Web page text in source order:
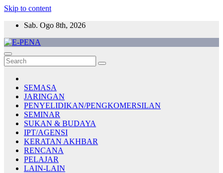
Skip to content
Sab. Ogo 8th, 2026
E-PENA
Berita Digital Terkini
SEMASA
JARINGAN
PENYELIDIKAN/PENGKOMERSILAN
SEMINAR
SUKAN & BUDAYA
IPT/AGENSI
KERATAN AKHBAR
RENCANA
PELAJAR
LAIN-LAIN